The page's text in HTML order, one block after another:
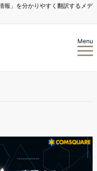
報」を分かりやすく翻訳するメデ
Menu